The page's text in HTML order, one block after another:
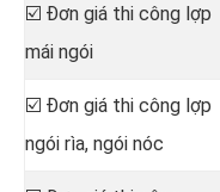
☑️ Đơn giá thi công lợp
mái ngói
☑️ Đơn giá thi công lợp
ngói rìa, ngói nóc